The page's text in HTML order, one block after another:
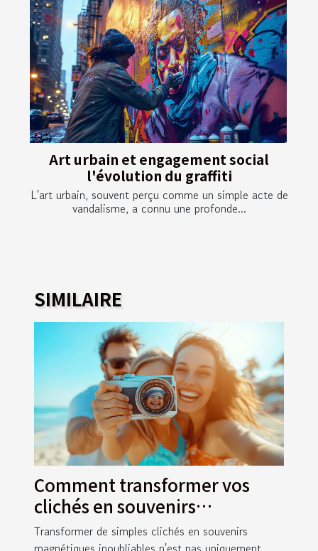
Art urbain et engagement social
l'évolution du graffiti
L'art urbain, souvent perçu comme un simple acte de
vandalisme, a connu une profonde...
SIMILAIRE
Comment transformer vos
clichés en souvenirs
magnétiques inoubliables ?
Transformer de simples clichés en souvenirs